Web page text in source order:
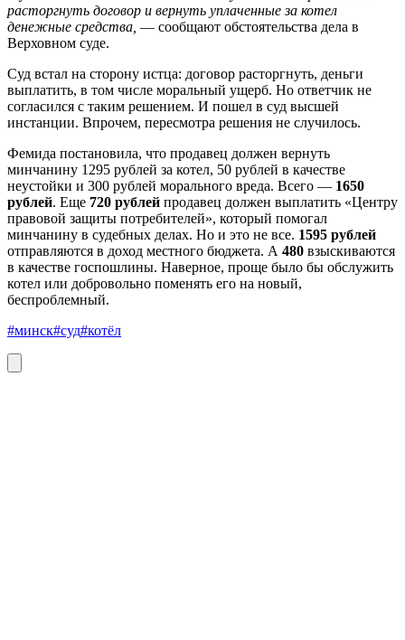
расторгнуть договор и вернуть уплаченные за котел
денежные средства — сообщают обстоятельства дела в
Верховном суде.
Суд встал на сторону истца: договор расторгнуть, деньги
выплатить, в том числе моральный ущерб. Но ответчик не
согласился с таким решением. И пошел в суд высшей
инстанции. Впрочем, пересмотра решения не случилось.
Фемида постановила, что продавец должен вернуть
минчанину 1295 рублей за котел, 50 рублей в качестве
неустойки и 300 рублей морального вреда. Всего — 1650
рублей. Еще 720 рублей продавец должен выплатить «Центру
правовой защиты потребителей», который помогал
минчанину в судебных делах. Но и это не все. 1595 рублей
отправляются в доход местного бюджета. А 480 взыскиваются
в качестве госпошлины. Наверное, проще было бы обслужить
котел или добровольно поменять его на новый,
беспроблемный.
#минск#суд#котёл